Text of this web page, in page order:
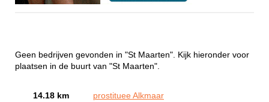
Geen bedrijven gevonden in "St Maarten". Kijk hieronder voor
plaatsen in de buurt van "St Maarten".
14.18 km
prostituee Alkmaar